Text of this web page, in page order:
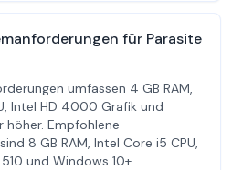
für Parasite
umfassen 4 GB RAM,
Intel HD 4000 Grafik und
Empfohlene
8 GB RAM, Intel Core i5 CPU,
und Windows 10+.